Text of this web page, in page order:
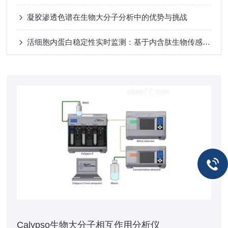
凝胶渗透色谱在生物大分子分析中的优势与挑战
活细胞内蛋白稳定性实时监测：基于内含肽生物传感器的高通量分析新范式
Calypso生物大分子相互作用分析仪